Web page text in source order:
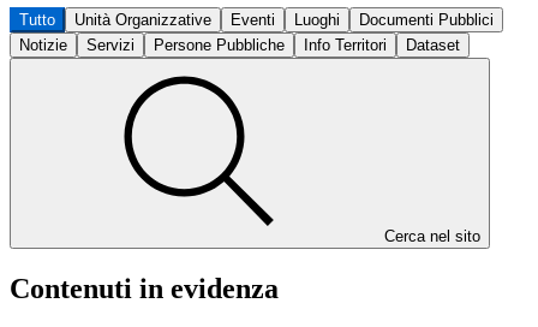
Tutto Unità Organizzative Eventi Luoghi
Documenti Pubblici
Notizie
Servizi Persone Pubbliche Info Territori Dataset
Cerca nel sito
Contenuti in evidenza